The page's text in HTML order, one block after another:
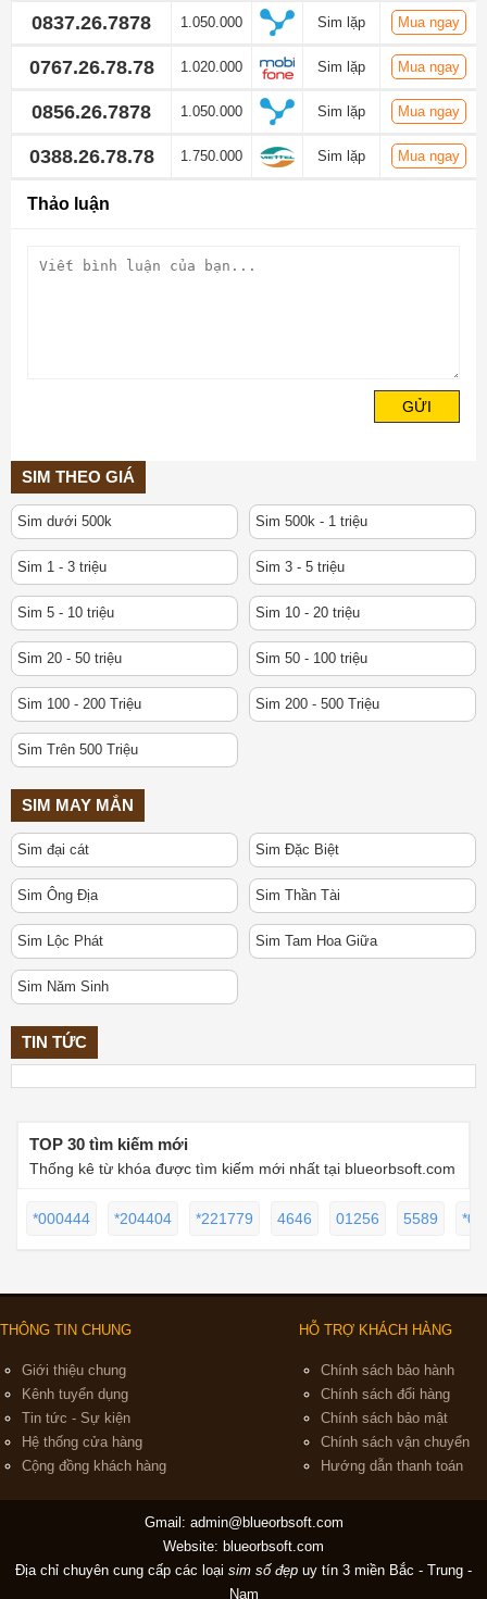
0837.26.7878 1.050.000 Sim lặp Mua ngay
0767.26.78.78 1.020.000 Sim lặp Mua ngay
0856.26.7878 1.050.000 Sim lặp Mua ngay
0388.26.78.78 1.750.000 Sim lặp Mua ngay
Thảo luận
GỬI
SIM THEO GIÁ
Sim dưới 500k Sim 500k - 1 triệu
Sim 1 - 3 triệu Sim 3 - 5 triệu
Sim 5 - 10 triệu Sim 10 - 20 triệu
Sim 20 - 50 triệu Sim 50 - 100 triệu
Sim 100 - 200 Triệu Sim 200 - 500 Triệu
Sim Trên 500 Triệu
SIM MAY MẮN
Sim đại cát Sim Đặc Biệt
Sim Ông Địa Sim Thần Tài
Sim Lộc Phát Sim Tam Hoa Giữa
Sim Năm Sinh
TIN TỨC
TOP 30 tìm kiếm mới
Thống kê từ khóa được tìm kiếm mới nhất tại blueorbsoft.com
*000444 *204404 *221779 4646 01256 5589
THÔNG TIN CHUNG
Giới thiệu chung
Kênh tuyển dụng
Tin tức - Sự kiện
Hệ thống cửa hàng
Cộng đồng khách hàng
HỖ TRỢ KHÁCH HÀNG
Chính sách bảo hành
Chính sách đổi hàng
Chính sách bảo mật
Chính sách vận chuyển
Hướng dẫn thanh toán
Gmail: admin@blueorbsoft.com
Website: blueorbsoft.com
Địa chỉ chuyên cung cấp các loại sim số đẹp uy tín 3 miền Bắc - Trung -
Nam